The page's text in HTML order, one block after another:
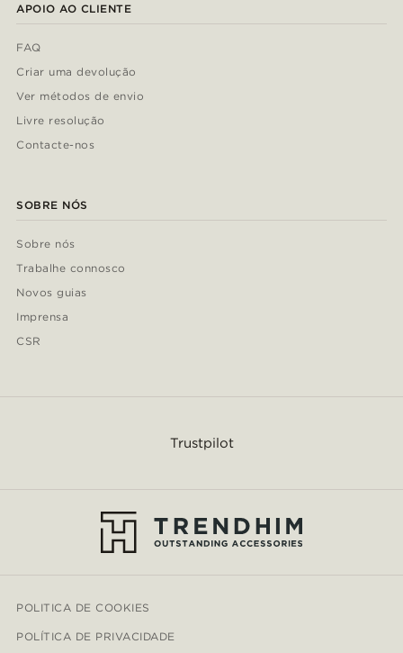
APOIO AO CLIENTE
FAQ
Criar uma devolução
Ver métodos de envio
Livre resolução
Contacte-nos
SOBRE NÓS
Sobre nós
Trabalhe connosco
Novos guias
Imprensa
CSR
Trustpilot
POLITICA DE COOKIES
POLÍTICA DE PRIVACIDADE